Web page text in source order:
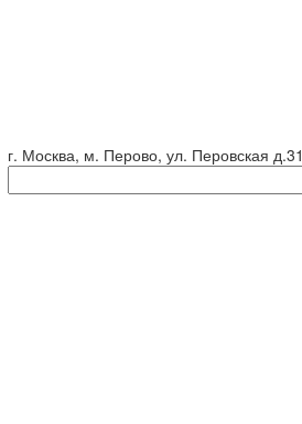
г. Москва, м. Перово, ул. Перовская д.31